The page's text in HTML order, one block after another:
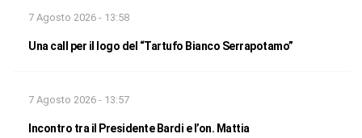
7 Agosto 2026 - 13:58
Una call per il logo del “Tartufo Bianco Serrapotamo”
7 Agosto 2026 - 13:57
Incontro tra il Presidente Bardi e l’on. Mattia